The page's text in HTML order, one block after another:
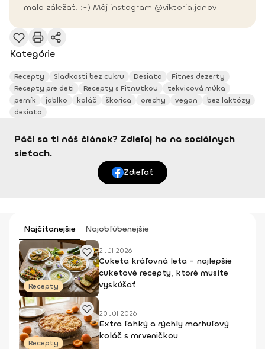
malo záležať. :-) Môj instagram @viktoria.janov
Kategórie
Recepty Sladkosti bez cukru Desiata
Fitnes dezerty
Recepty pre deti
Recepty s Fitnutkou
tekvicová múka
perník
jablko koláč škorica orechy vegan
bez laktózy
desiata
Páči sa ti náš článok? Zdieľaj ho na sociálnych
sieťach.
Zdieľať
Najčítanejšie Najobľúbenejšie
Recepty
2 Júl 2026
Cuketa kráľovná leta - najlepšie
cuketové recepty, ktoré musíte
vyskúšať
Recepty
20 Júl 2026
Extra ľahký a rýchly marhuľový
koláč s mrveničkou